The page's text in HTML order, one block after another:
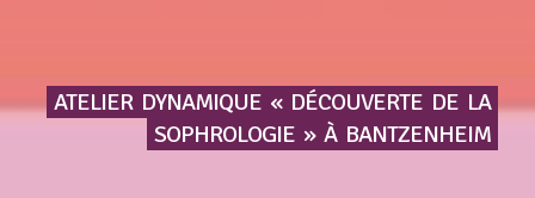
ATELIER DYNAMIQUE « DÉCOUVERTE DE LA
SOPHROLOGIE » À BANTZENHEIM